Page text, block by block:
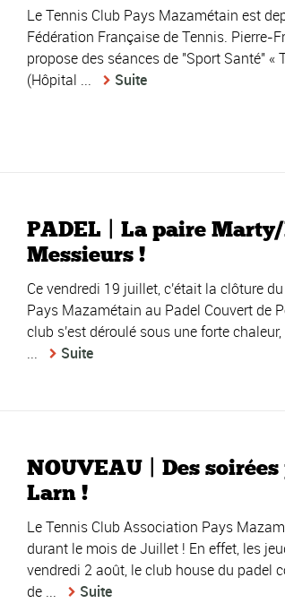
Le Tennis Club Pays Mazamétain est
Fédération Française de Tennis.
propose des séances de "Sport Santé"
(Hôpital ...
Suite
PADEL | La paire Marty/
Messieurs !
Ce vendredi 19 juillet, c'était la clôture
Pays Mazamétain au Padel Couvert de
club s'est déroulé sous une forte
...
Suite
NOUVEAU | Des
Larn !
Le Tennis Club Association Pays
durant le mois de Juillet ! En effet, les
vendredi 2 août, le club house du padel
de ...
Suite